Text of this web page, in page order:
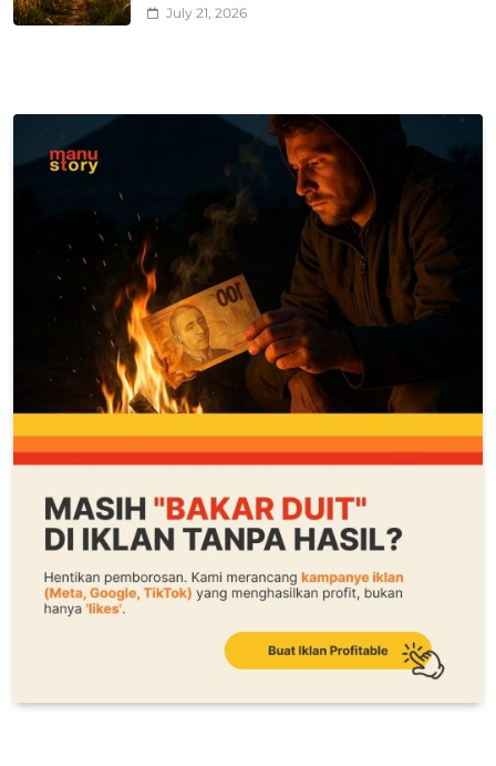
July 21, 2026